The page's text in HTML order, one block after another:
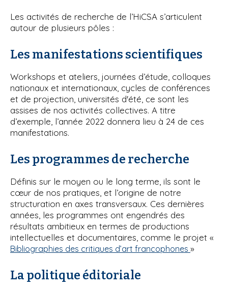
n
e
Les activités de recherche de l’HiCSA s’articulent
autour de plusieurs pôles :
Les manifestations scientifiques
Workshops et ateliers, journées d’étude, colloques
nationaux et internationaux, cycles de conférences
et de projection, universités d'été, ce sont les
assises de nos activités collectives. A titre
d’exemple, l’année 2022 donnera lieu à 24 de ces
manifestations.
Les programmes de recherche
Définis sur le moyen ou le long terme, ils sont le
cœur de nos pratiques, et l’origine de notre
structuration en axes transversaux. Ces dernières
années, les programmes ont engendrés des
résultats ambitieux en termes de productions
intellectuelles et documentaires, comme le projet «
Bibliographies des critiques d’art francophones »
La politique éditoriale